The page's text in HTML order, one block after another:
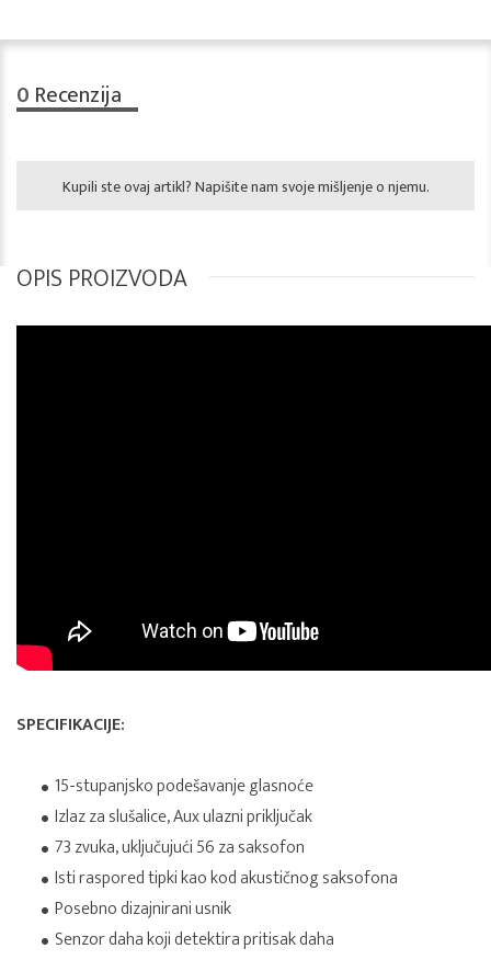
0 Recenzija
Kupili ste ovaj artikl? Napišite nam svoje mišljenje o njemu.
OPIS PROIZVODA
SPECIFIKACIJE:
15-stupanjsko podešavanje glasnoće
Izlaz za slušalice, Aux ulazni priključak
73 zvuka, uključujući 56 za saksofon
Isti raspored tipki kao kod akustičnog saksofona
Posebno dizajnirani usnik
Senzor daha koji detektira pritisak daha